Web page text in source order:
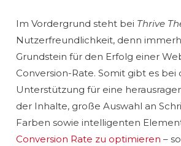
Im Vordergrund steht bei Thrive
Nutzerfreundlichkeit, denn
Grundstein für den Erfolg einer
Conversion-Rate. Somit gibt es bei
Unterstützung für eine
der Inhalte, große Auswahl an
Farben sowie intelligenten
Conversion Rate zu optimieren –